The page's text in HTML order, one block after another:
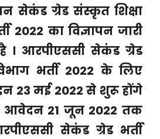
सेकंड ग्रेड संस्कृत शिक्षा
2022 का विज्ञापन जारी
। आरपीएससी सेकंड ग्रेड
भर्ती 2022 के लिए
23 मई 2022 से शुरू होंगे
आवेदन 21 जून 2022 तक
सेकंड ग्रेड भर्ती